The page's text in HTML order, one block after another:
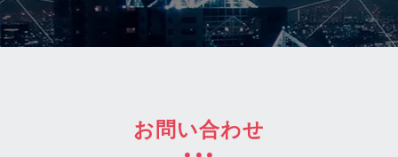
お問い合わせ